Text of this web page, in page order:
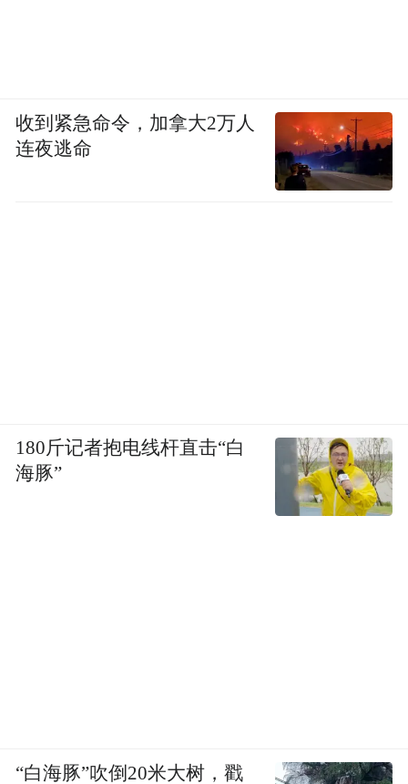
收到紧急命令，加拿大2万人
连夜逃命
180斤记者抱电线杆直击“白
海豚”
“白海豚”吹倒20米大树，戳